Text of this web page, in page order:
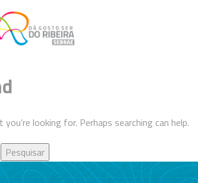
looking for. Perhaps searching can help.